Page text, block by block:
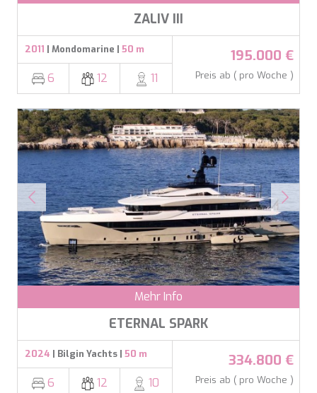
ZALIV III
2011 | Mondomarine | 50 m
6 12 11
195.000 €
Preis ab ( pro Woche )
Mehr Info
ETERNAL SPARK
2024 | Bilgin Yachts | 50 m
6 12 10
334.800 €
Preis ab ( pro Woche )